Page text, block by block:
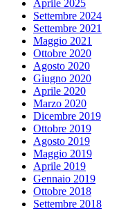
Aprile 2025
Settembre 2024
Settembre 2021
Maggio 2021
Ottobre 2020
Agosto 2020
Giugno 2020
Aprile 2020
Marzo 2020
Dicembre 2019
Ottobre 2019
Agosto 2019
Maggio 2019
Aprile 2019
Gennaio 2019
Ottobre 2018
Settembre 2018